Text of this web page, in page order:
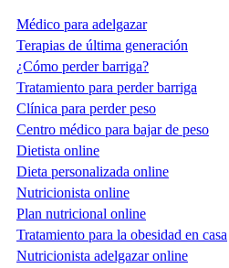
Médico para adelgazar
Terapias de última generación
¿Cómo perder barriga?
Tratamiento para perder barriga
Clínica para perder peso
Centro médico para bajar de peso
Dietista online
Dieta personalizada online
Nutricionista online
Plan nutricional online
Tratamiento para la obesidad en casa
Nutricionista adelgazar online